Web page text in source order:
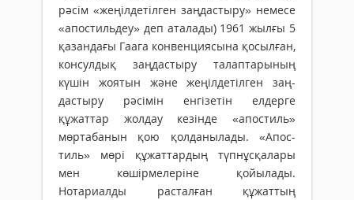
рәсім «жеңілдетілген заңдастыру» немесе
«апостильдеу» деп аталады) 1961 жылғы 5
қазандағы Гаага конвенциясына қосылған,
кон­сулдық заңдастыру талаптарының
күшін жоятын және жеңілдетілген заң­
дастыру рәсімін енгізетін елдерге
құжаттар жолдау кезінде «апостиль»
мөртабанын қою қолданылады. «Апос­
тиль» мөрі құжаттардың түп­нұс­қалары
мен көшірмелеріне қойы­­лады.
Нотариалды расталған құжаттың